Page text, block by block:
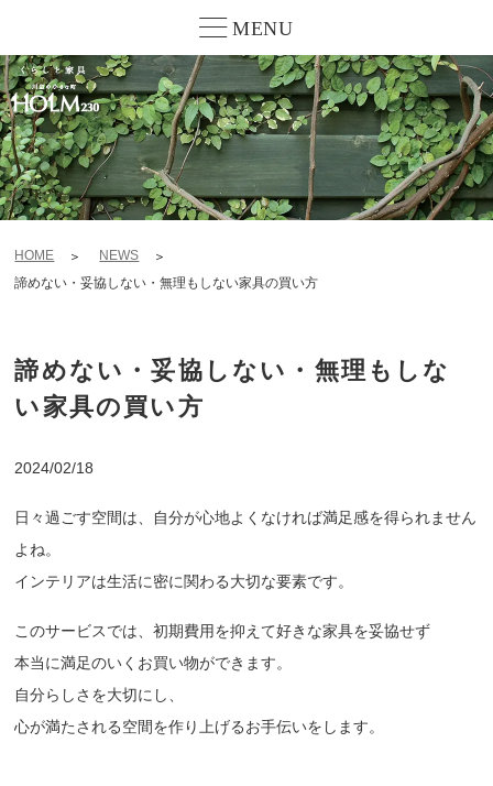
MENU
HOME
NEWS
諦めない・妥協しない・無理もしない家具の買い方
諦めない・妥協しない・無理もしな
い家具の買い方
2024/02/18
日々過ごす空間は、自分が心地よくなければ満足感を得られません
よね。
インテリアは生活に密に関わる大切な要素です。
このサービスでは、初期費用を抑えて好きな家具を妥協せず
本当に満足のいくお買い物ができます。
自分らしさを大切にし、
心が満たされる空間を作り上げるお手伝いをします。